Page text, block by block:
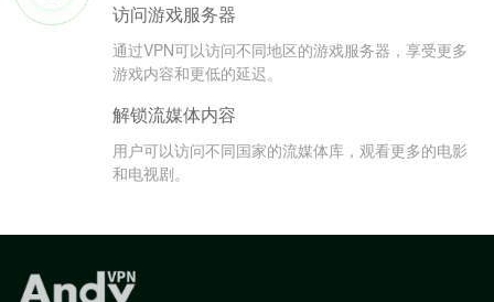
访问游戏服务器
通过VPN可以访问不同地区的游戏服务器，享受更多
游戏内容和更低的延迟。
解锁流媒体内容
用户可以访问不同国家的流媒体库，观看更多的电影
和电视剧。